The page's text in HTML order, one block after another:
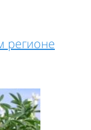
регионе